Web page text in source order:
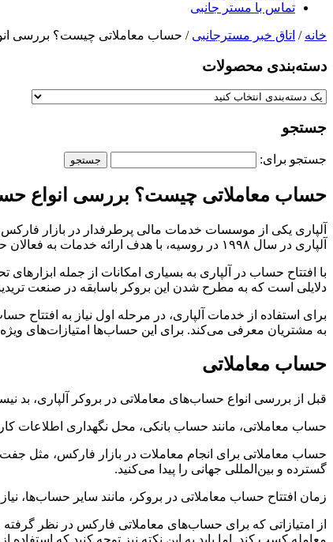
تماس با مستر جانبی
خانه / اتاق خبر مسترجانبی / حساب معاملاتی چیست؟ بررسی
دسته‌بندی‌ محصولات
جستجو
جستجو برای:
حساب معاملاتی چیست؟ بررسی انواع
آلپاری یکی از موسسات خدمات مالی پرطرفدار در بازار فارکس
آلپاری در سال ۱۹۹۸ در روسیه، با هدف ارائه خدمات به فعالان حوزه بازارهای مالی، تاسیس شد.
با افتتاح حساب در آلپاری به بسیاری امکانات از جمله
دلایلی است که به مطرح شدن این بروکر باسابقه در صنعت
برای استفاده از خدمات آلپاری، در مرحله اول نیاز به افتتاح
به مشتریان معرفی می‌کند. برای این حساب‌ها امتیازات‌های
حساب معاملاتی
قبل از بررسی انواع حساب‌های معاملاتی در بروکر آلپاری، بد
حساب معاملاتی، مانند حساب بانکی، محل نگهداری اطلاعات
حساب معاملاتی برای انجام معاملات در بازار فارکس، مثل
گسترده و بین‌المللی جهانی را پیدا می‌کنید.
زمان افتتاح حساب معاملاتی در بروکر، مانند سایر حساب‌ها،
از امتیازاتی که برای حساب‌های معاملاتی فارکس در نظر
معامله کسب کند. اما باید به این نکته نیز توجه کنید که